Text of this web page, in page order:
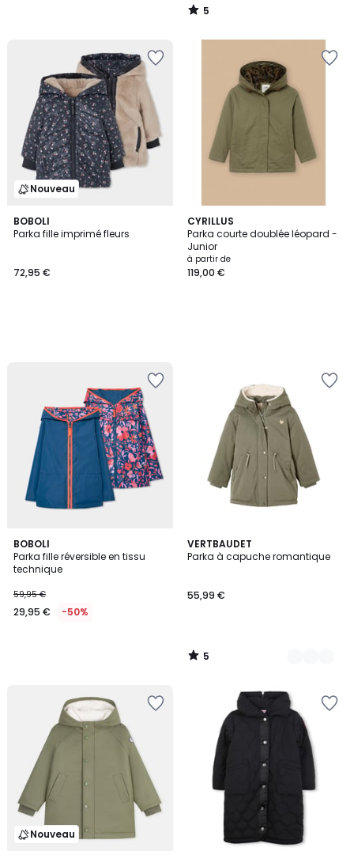
5
/
Nouveau
BOBOLI
Parka fille imprimé fleurs
72,95 €
CYRILLUS
Parka courte doublée léopard -
Junior
à partir de
119,00 €
BOBOLI
Parka fille réversible en tissu
technique
59,95 €
29,95 € -50%
VERTBAUDET
Parka à capuche romantique
55,99 €
5
/
2
Couleurs
5
/
Nouveau